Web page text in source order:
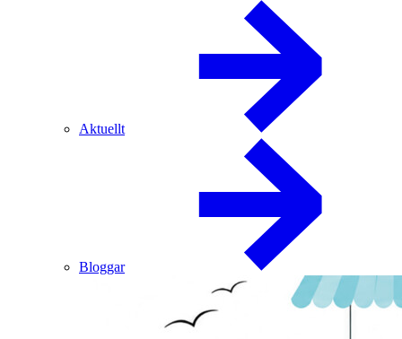
Aktuellt
Bloggar